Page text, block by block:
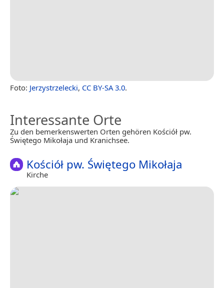
Foto: Jerzystrzelecki, CC BY-SA 3.0.
Interessante Orte
Zu den bemerkenswerten Orten gehören Kościół pw.
Świętego Mikołaja und Kranichsee.
Kościół pw. Świętego Mikołaja
Kirche